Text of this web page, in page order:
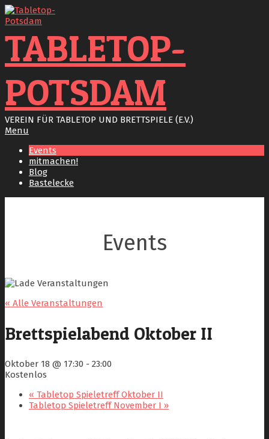
Skip
to
TABLETOP-
POTSDAM
VEREIN FÜR TABLETOP UND BRETTSPIELE (E.V.)
Primary
Menu
Menu
Events
mitmachen!
Blog
Bastelecke
Events
« Alle Veranstaltungen
Brettspielabend Oktober II
Oktober 18 @ 17:30 - 23:00
Kostenlos
« Tabletop Spieletreff Oktober II
Tabletop Spieletreff November I »